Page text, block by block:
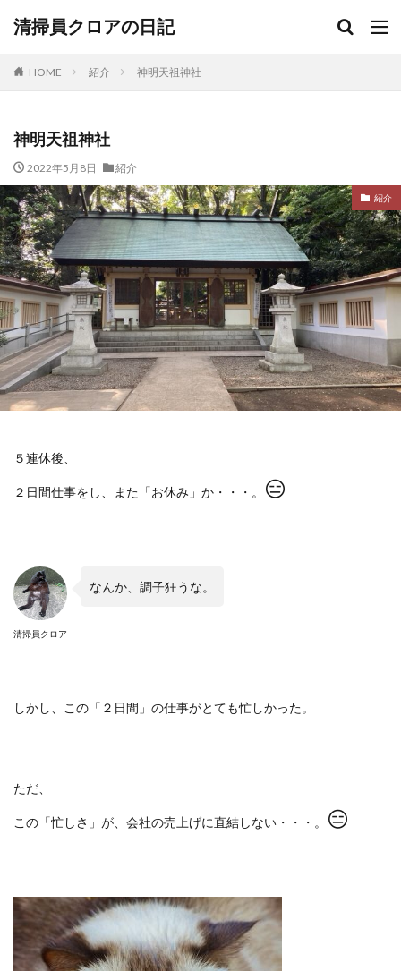
清掃員クロアの日記
HOME 紹介 神明天祖神社
神明天祖神社
2022年5月8日 紹介
紹介
５連休後、
２日間仕事をし、また「お休み」か・・・。 😑
清掃員クロア
なんか、調子狂うな。
しかし、この「２日間」の仕事がとても忙しかった。
ただ、
この「忙しさ」が、会社の売上げに直結しない・・・。 😑